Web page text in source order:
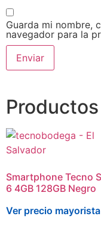
Guarda mi nombre,
navegador para la
Smartphone Tecno
6 4GB 128GB Negro
Ver precio mayorista